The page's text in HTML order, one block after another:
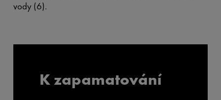
vody (6).
K zapamatování